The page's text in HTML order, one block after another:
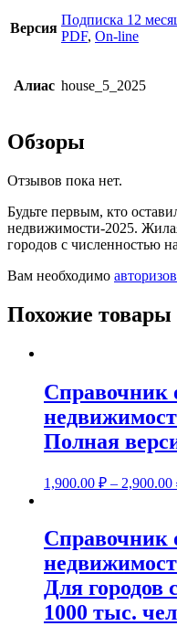
Версия
Подписка 12
PDF, On-line
Алиас house_5_2025
Обзоры
Отзывов пока нет.
Будьте первым, кто
недвижимости-2025.
городов с численностью
Вам необходимо
Похожие товары
Справочник
Полная
1,900.00 ₽ – 2,900.00
Справочник
Для городов
1000 тыс.